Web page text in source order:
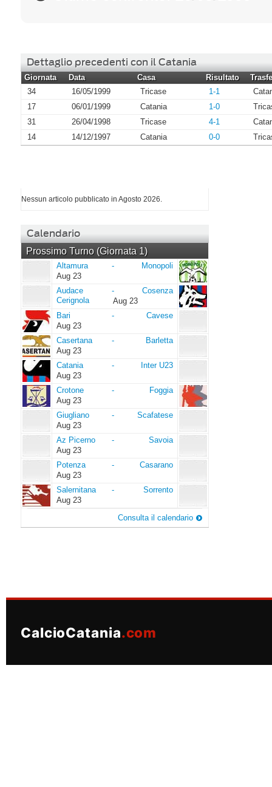
Dettaglio precedenti con il Catania
Giornata Data Casa Risultato
34
16/05/1999 Tricase 1-1
17
06/01/1999 Catania 1-0
31
26/04/1998 Tricase 4-1
14
14/12/1997 Catania 0-0
Nessun articolo pubblicato in Agosto 2026.
Calendario
Prossimo Turno (Giornata 1)
Altamura
Altamura -
Monopoli
Aug 23
Audace
Cerignola
Audace
Cerignola
-
Cosenza
Aug 23
Bari
Bari -
Cavese
Aug 23
Casertana
Casertana -
Barletta
Aug 23
Catania
Catania -
Inter U23
Aug 23
Crotone
Crotone -
Foggia
Aug 23
Giugliano
Giugliano -
Scafatese
Aug 23
Az
Picerno
Az Picerno -
Savoia
Aug 23
Potenza
Potenza -
Casarano
Aug 23
Salernitana
Salernitana -
Sorrento
Aug 23
Consulta il calendario
CalcioCatania.com